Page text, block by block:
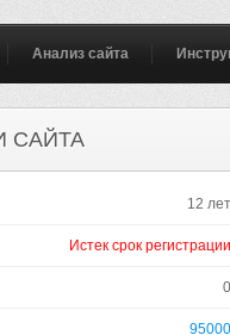
Анализ сайта
САЙТА
12 лет
Истек срок регистрации
0
95000